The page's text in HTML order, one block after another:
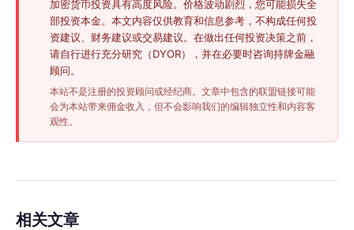
加密货币投资具有高度风险。价格波动剧烈，您可能损失全
部投资本金。本文内容仅供教育和信息参考，不构成任何投
资建议、财务建议或交易建议。在做出任何投资决策之前，
请自行进行充分研究（DYOR），并在必要时咨询持牌金融
顾问。
本站不是注册的投资顾问或经纪商。文章中包含的联盟链接可能
会为本站带来佣金收入，但不会影响我们的编辑独立性和内容客
观性。
相关文章